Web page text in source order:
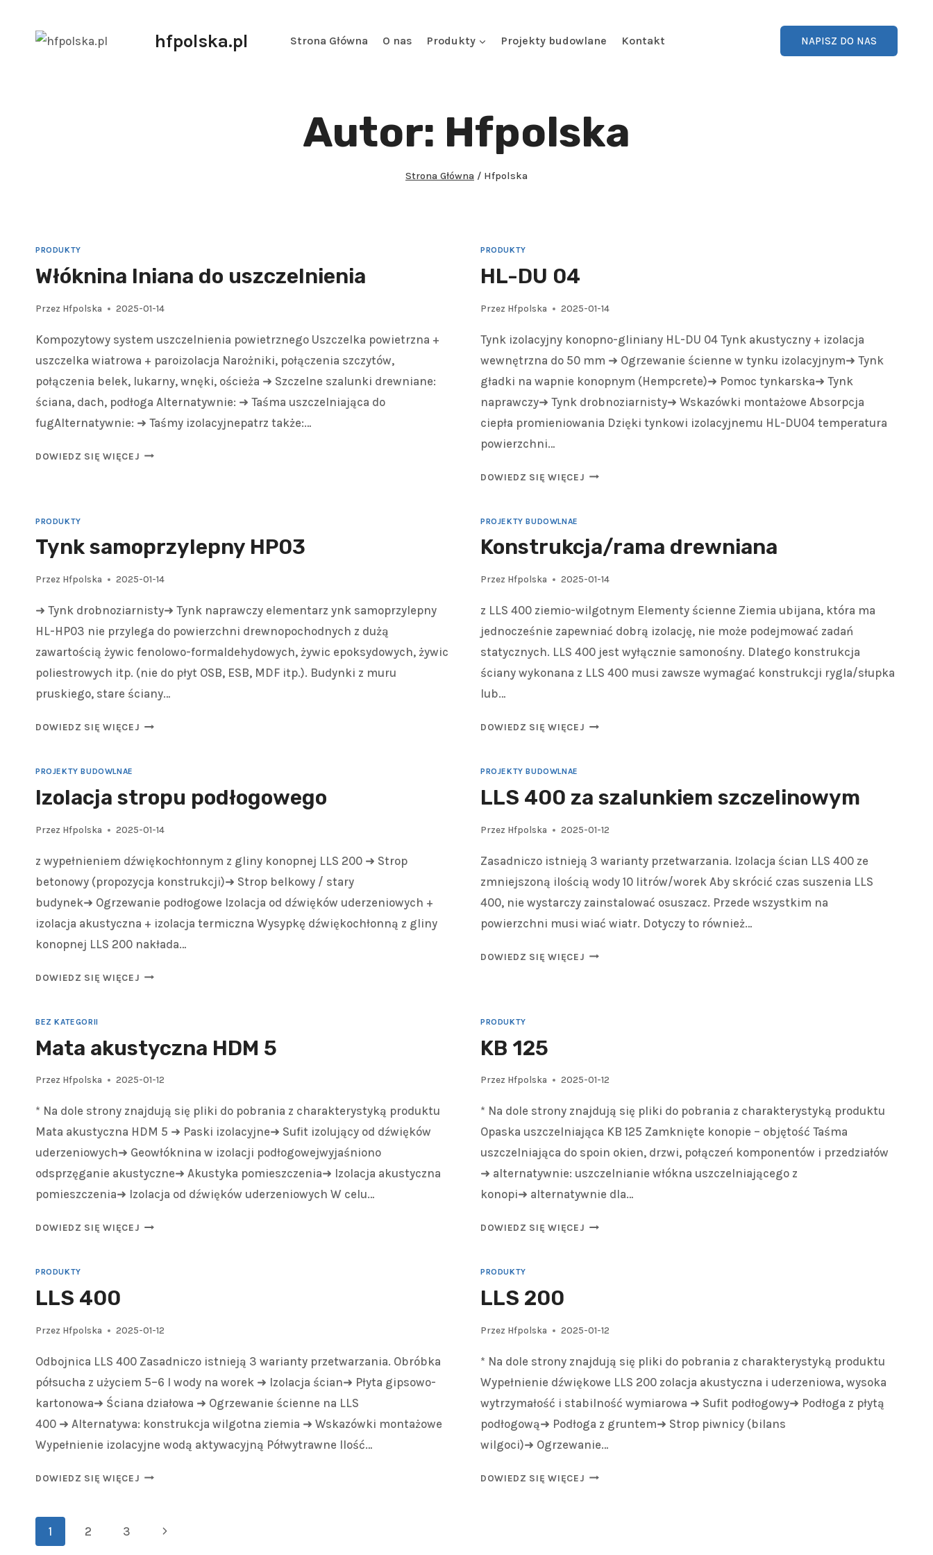
hfpolska.pl Strona Główna O nas Produkty Projekty budowlane Kontakt NAPISZ DO NAS
Autor: Hfpolska
Strona Główna / Hfpolska
PRODUKTY
Włóknina lniana do uszczelnienia
Przez Hfpolska 2025-01-14
Kompozytowy system uszczelnienia powietrznego Uszczelka powietrzna +
uszczelka wiatrowa + paroizolacja Narożniki, połączenia szczytów,
połączenia belek, lukarny, wnęki, ościeża ➜ Szczelne szalunki drewniane:
ściana, dach, podłoga Alternatywnie: ➜ Taśma uszczelniająca do
fugAlternatywnie: ➜ Taśmy izolacyjnepatrz także:…
DOWIEDZ SIĘ WIĘCEJ
PRODUKTY
HL-DU 04
Przez Hfpolska 2025-01-14
Tynk izolacyjny konopno-gliniany HL-DU 04 Tynk akustyczny + izolacja
wewnętrzna do 50 mm ➜ Ogrzewanie ścienne w tynku izolacyjnym➜ Tynk
gładki na wapnie konopnym (Hempcrete)➜ Pomoc tynkarska➜ Tynk
naprawczy➜ Tynk drobnoziarnisty➜ Wskazówki montażowe Absorpcja
ciepła promieniowania Dzięki tynkowi izolacyjnemu HL-DU04 temperatura
powierzchni…
DOWIEDZ SIĘ WIĘCEJ
PRODUKTY
Tynk samoprzylepny HP03
Przez Hfpolska 2025-01-14
➜ Tynk drobnoziarnisty➜ Tynk naprawczy elementarz ynk samoprzylepny
HL-HP03 nie przylega do powierzchni drewnopochodnych z dużą
zawartością żywic fenolowo-formaldehydowych, żywic epoksydowych, żywic
poliestrowych itp. (nie do płyt OSB, ESB, MDF itp.). Budynki z muru
pruskiego, stare ściany…
DOWIEDZ SIĘ WIĘCEJ
PROJEKTY BUDOWLNAE
Konstrukcja/rama drewniana
Przez Hfpolska 2025-01-14
z LLS 400 ziemio-wilgotnym Elementy ścienne Ziemia ubijana, która ma
jednocześnie zapewniać dobrą izolację, nie może podejmować zadań
statycznych. LLS 400 jest wyłącznie samonośny. Dlatego konstrukcja
ściany wykonana z LLS 400 musi zawsze wymagać konstrukcji rygla/słupka
lub…
DOWIEDZ SIĘ WIĘCEJ
PROJEKTY BUDOWLNAE
Izolacja stropu podłogowego
Przez Hfpolska 2025-01-14
z wypełnieniem dźwiękochłonnym z gliny konopnej LLS 200 ➜ Strop
betonowy (propozycja konstrukcji)➜ Strop belkowy / stary
budynek➜ Ogrzewanie podłogowe Izolacja od dźwięków uderzeniowych +
izolacja akustyczna + izolacja termiczna Wysypkę dźwiękochłonną z gliny
konopnej LLS 200 nakłada…
DOWIEDZ SIĘ WIĘCEJ
PROJEKTY BUDOWLNAE
LLS 400 za szalunkiem szczelinowym
Przez Hfpolska 2025-01-12
Zasadniczo istnieją 3 warianty przetwarzania. Izolacja ścian LLS 400 ze
zmniejszoną ilością wody 10 litrów/worek Aby skrócić czas suszenia LLS
400, nie wystarczy zainstalować osuszacz. Przede wszystkim na
powierzchni musi wiać wiatr. Dotyczy to również…
DOWIEDZ SIĘ WIĘCEJ
BEZ KATEGORII
Mata akustyczna HDM 5
Przez Hfpolska 2025-01-12
* Na dole strony znajdują się pliki do pobrania z charakterystyką produktu
Mata akustyczna HDM 5 ➜ Paski izolacyjne➜ Sufit izolujący od dźwięków
uderzeniowych➜ Geowłóknina w izolacji podłogowejwyjaśniono
odsprzęganie akustyczne➜ Akustyka pomieszczenia➜ Izolacja akustyczna
pomieszczenia➜ Izolacja od dźwięków uderzeniowych W celu…
DOWIEDZ SIĘ WIĘCEJ
PRODUKTY
KB 125
Przez Hfpolska 2025-01-12
* Na dole strony znajdują się pliki do pobrania z charakterystyką produktu
Opaska uszczelniająca KB 125 Zamknięte konopie – objętość Taśma
uszczelniająca do spoin okien, drzwi, połączeń komponentów i przedziałów
➜ alternatywnie: uszczelnianie włókna uszczelniającego z
konopi➜ alternatywnie dla…
DOWIEDZ SIĘ WIĘCEJ
PRODUKTY
LLS 400
Przez Hfpolska 2025-01-12
Odbojnica LLS 400 Zasadniczo istnieją 3 warianty przetwarzania. Obróbka
półsucha z użyciem 5–6 l wody na worek ➜ Izolacja ścian➜ Płyta gipsowo-
kartonowa➜ Ściana działowa ➜ Ogrzewanie ścienne na LLS
400 ➜ Alternatywa: konstrukcja wilgotna ziemia ➜ Wskazówki montażowe
Wypełnienie izolacyjne wodą aktywacyjną Półwytrawne Ilość…
DOWIEDZ SIĘ WIĘCEJ
PRODUKTY
LLS 200
Przez Hfpolska 2025-01-12
* Na dole strony znajdują się pliki do pobrania z charakterystyką produktu
Wypełnienie dźwiękowe LLS 200 zolacja akustyczna i uderzeniowa, wysoka
wytrzymałość i stabilność wymiarowa ➜ Sufit podłogowy➜ Podłoga z płytą
podłogową➜ Podłoga z gruntem➜ Strop piwnicy (bilans
wilgoci)➜ Ogrzewanie…
DOWIEDZ SIĘ WIĘCEJ
1 2 3